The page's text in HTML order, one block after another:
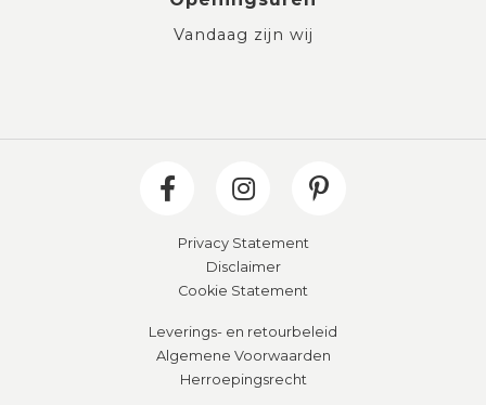
Vandaag zijn wij
Privacy Statement
Disclaimer
Cookie Statement
Leverings- en retourbeleid
Algemene Voorwaarden
Herroepingsrecht